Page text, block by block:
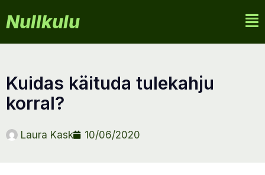
Nullkulu
kuidas käituda tulekahju
korral?
Laura Kask 10/06/2020